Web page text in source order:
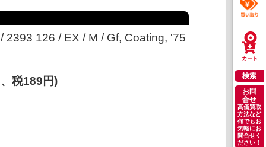
検索
お問
合せ
高価買取
方法など
何でもお
気軽にお
問合せく
ださい！
2393 126 / EX / M / Gf, Coating, '75
税189円)